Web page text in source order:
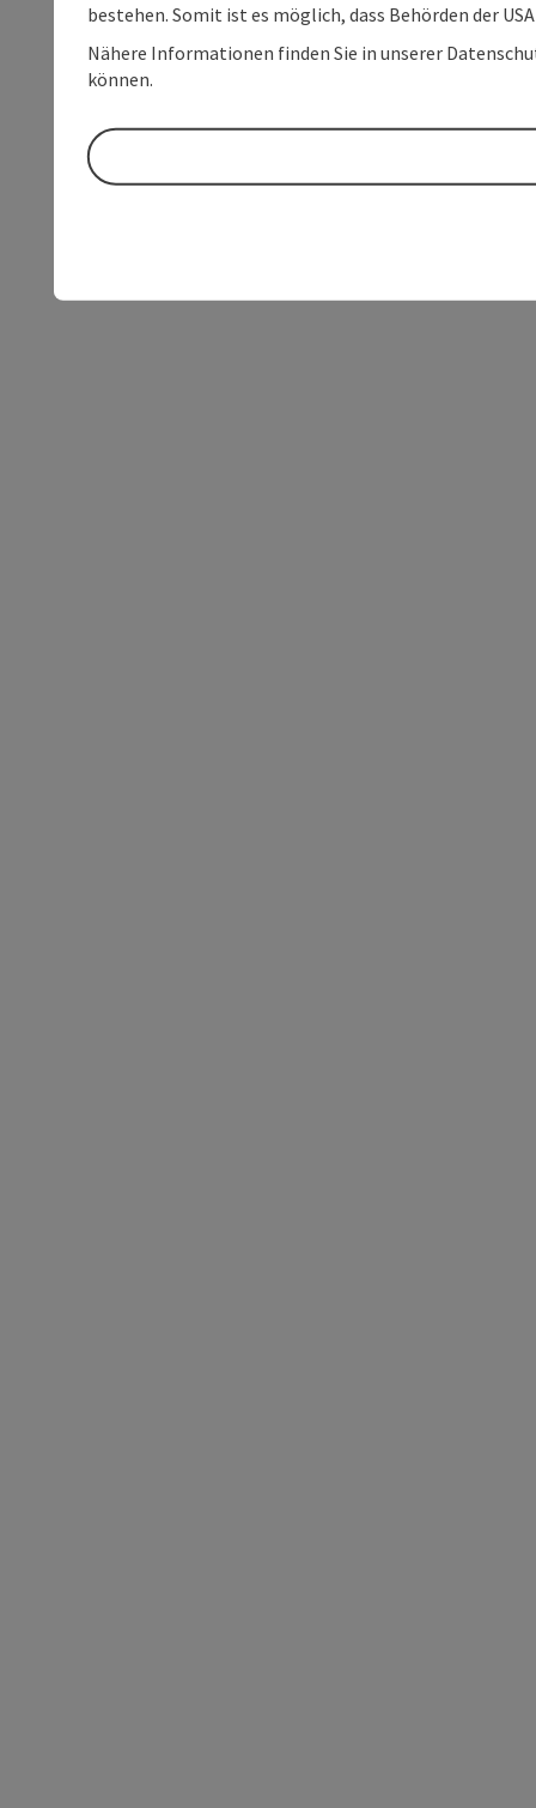
bestehen. Somit ist es möglich, dass Behörden der
Nähere Informationen finden Sie in unserer
können.